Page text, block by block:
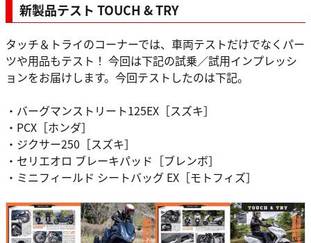
新製品テスト TOUCH & TRY
タッチ＆トライのコーナーでは、車両テストだけでなくパー
ツや用品もテスト！ 今回は下記の試乗／試用インプレッシ
ョンをお届けします。今回テストしたのは下記。
・バーグマンストリート125EX［スズキ］
・PCX［ホンダ］
・ジクサー250［スズキ］
・セリエオロ ブレーキパッド［ブレンボ］
・ミニフィールド シートバッグ EX［モトフィズ］